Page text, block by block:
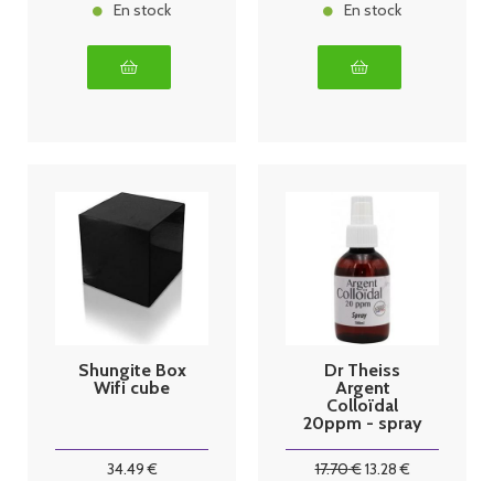
En stock En stock
Shungite Box
Wifi cube
34.49€
Dr Theiss
Argent
Colloïdal
20ppm - spray
17.70€13.28€